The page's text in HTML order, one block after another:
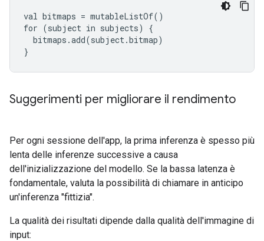
val bitmaps = mutableListOf()
for (subject in subjects) {
  bitmaps.add(subject.bitmap)
}
Suggerimenti per migliorare il rendimento
Per ogni sessione dell'app, la prima inferenza è spesso più
lenta delle inferenze successive a causa
dell'inizializzazione del modello. Se la bassa latenza è
fondamentale, valuta la possibilità di chiamare in anticipo
un'inferenza "fittizia".
La qualità dei risultati dipende dalla qualità dell'immagine di
input: